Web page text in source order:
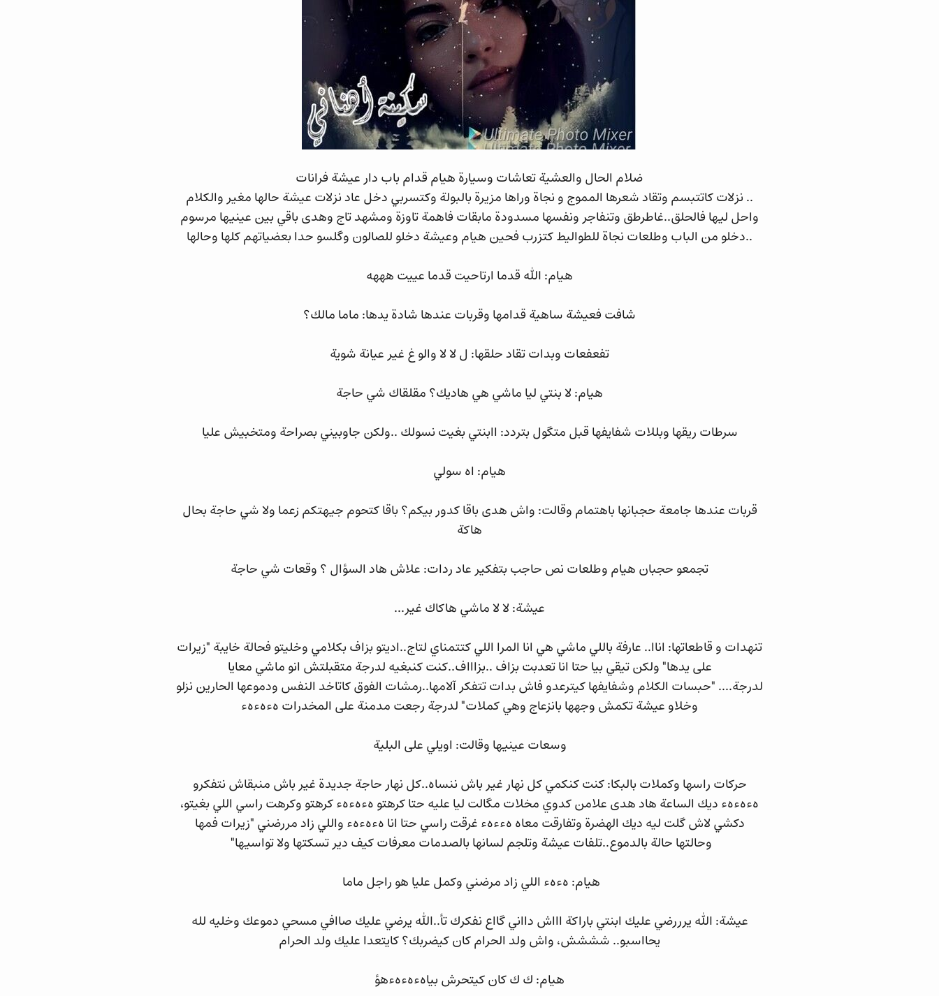
ضلام الحال والعشية تعاشات وسيارة هيام قدام باب دار عيشة فرانات
.. نزلات كاتتبسم وتقاد شعرها المموج و نجاة وراها مزيرة بالبولة وكتسربي دخل عاد نزلات عيشة حالها مغير والكلام
واحل ليها فالحلق..غاطرطق وتنفاجر ونفسها مسدودة مابقات فاهمة تاوزة ومشهد تاج وهدى باقي بين عينيها مرسوم
..دخلو من الباب وطلعات نجاة للطواليط كتزرب فحين هيام وعيشة دخلو للصالون وگلسو حدا بعضياتهم كلها وحالها
هيام: الله قدما ارتاحيت قدما عييت هههه
شافت فعيشة ساهية قدامها وقربات عندها شادة يدها: ماما مالك؟
تفعفعات وبدات تقاد حلقها: ل لا لا والو غ غير عيانة شوية
هيام: لا بنتي ليا ماشي هي هاديك؟ مقلقاك شي حاجة
سرطات ريقها وبللات شفايفها قبل متگول بتردد: اابنتي بغيت نسولك ..ولكن جاوبيني بصراحة ومتخبيش عليا
هيام: اه سولي
قربات عندها جامعة حجبانها باهتمام وقالت: واش هدى باقا كدور بيكم؟ باقا كتحوم جيهتكم زعما ولا شي حاجة بحال
هاكة
تجمعو حجبان هيام وطلعات نص حاجب بتفكير عاد ردات: علاش هاد السؤال ؟ وقعات شي حاجة
عيشة: لا لا ماشي هاكاك غير...
تنهدات و قاطعاتها: اناا.. عارفة باللي ماشي هي انا المرا اللي كتتمناي لتاج..اديتو بزاف بكلامي وخليتو فحالة خايبة "زيرات
على يدها" ولكن تيقي بيا حتا انا تعدبت بزاف ..بزاااف..كنت كنبغيه لدرجة متقبلتش انو ماشي معايا
لدرجة.... "حبسات الكلام وشفايفها كيترعدو فاش بدات تتفكر آلامها..رمشات الفوق كاتاخد النفس ودموعها الحارين نزلو
وخلاو عيشة تكمش وجهها بانزعاج وهي كملات" لدرجة رجعت مدمنة على المخدرات هءهءهء
وسعات عينيها وقالت: اويلي على البلية
حركات راسها وكملات بالبكا: كنت كنكمي كل نهار غير باش ننساه..كل نهار حاجة جديدة غير باش منبقاش نتفكرو
هءهءهء ديك الساعة هاد هدى علامن كدوي مخلات مگالت ليا عليه حتا كرهتو هءهءهء كرهتو وكرهت راسي اللي بغيتو،
دكشي لاش گلت ليه ديك الهضرة وتفارقت معاه هءءهء غرقت راسي حتا انا هءهءهء واللي زاد مررضني "زيرات فمها
وحالتها حالة بالدموع..تلفات عيشة وتلجم لسانها بالصدمات معرفات كيف دير تسكتها ولا تواسيها"
هيام: هءهء اللي زاد مرضني وكمل عليا هو راجل ماما
عيشة: الله يرررضي عليك ابنتي باراكة اااش دااني گااع نفكرك تأ..الله يرضي عليك صاافي مسحي دموعك وخليه لله
يحااسبو.. شششش، واش ولد الحرام كان كيضربك؟ كايتعدا عليك ولد الحرام
هيام: ك ك كان كيتحرش بياهءهءهءهؤ